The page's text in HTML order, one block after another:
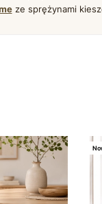
ze sprężynami